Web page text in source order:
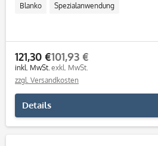
Blanko Spezialanwendung
121,30 €
inkl. MwSt.
101,93 €
exkl. MwSt.
zzgl. Versandkosten
Details